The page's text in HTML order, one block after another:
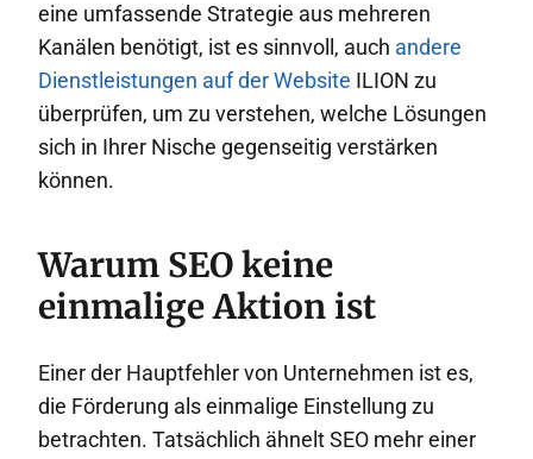
eine umfassende Strategie aus mehreren
Kanälen benötigt, ist es sinnvoll, auch andere
Dienstleistungen auf der Website ILION zu
überprüfen, um zu verstehen, welche Lösungen
sich in Ihrer Nische gegenseitig verstärken
können.
Warum SEO keine
einmalige Aktion ist
Einer der Hauptfehler von Unternehmen ist es,
die Förderung als einmalige Einstellung zu
betrachten. Tatsächlich ähnelt SEO mehr einer